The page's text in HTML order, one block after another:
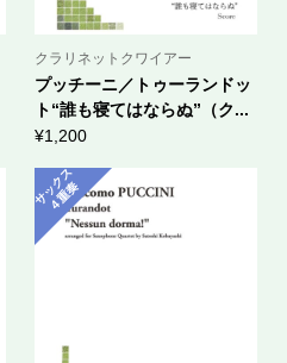
クラリネットクワイアー
プッチーニ／トゥーランドッ
ト“誰も寝てはならぬ”（ク...
¥1,200
サ
ッ
ク
ス
４
重
奏